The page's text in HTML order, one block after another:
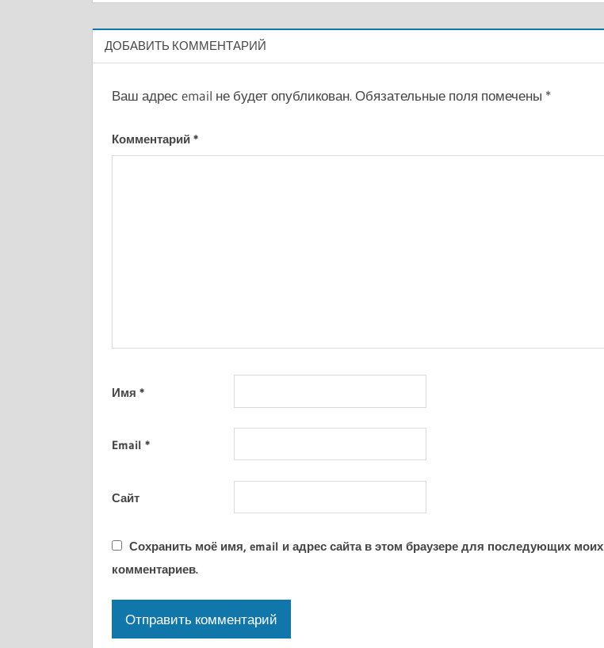
ДОБАВИТЬ КОММЕНТАРИЙ
Ваш адрес email не будет опубликован.Обязательные поля помечены *
Комментарий *
Имя *
Email *
Сайт
Сохранить моё имя, email и адрес сайта в этом браузере для последующих моих
комментариев.